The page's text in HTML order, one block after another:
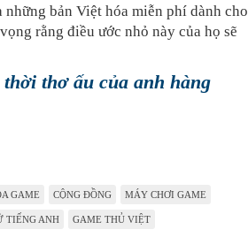
bản Việt hóa miễn phí dành cho
rằng điều ước nhỏ này của họ sẽ
thời thơ ấu của anh hàng
GAME CỘNG ĐỒNG MÁY CHƠI GAME
TIẾNG ANH GAME THỦ VIỆT